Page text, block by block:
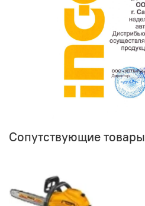
Сопутствующие товары